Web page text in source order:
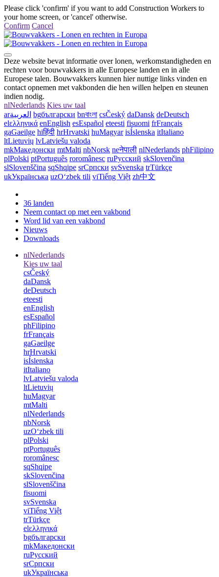
Please click 'confirm' if you want to add Construction Workers to
your home screen, or 'cancel' otherwise.
Confirm Cancel
Deze website bevat informatie over lonen, werkomstandigheden en
rechten voor bouwvakkers in alle Europese landen en in alle
Europese talen. Bouwvakkers kunnen hier nuttige links vinden en
contact opnemen met vakbonden die hen willen helpen en steunen
indien nodig.
nlNederlands Kies uw taal
arالعربية bgбългарски bnবাংলা csČeský daDansk deDeutsch
elελληνικά enEnglish esEspañol eteesti fisuomi frFrançais
gaGaeilge hiहिंदी hrHrvatski huMagyar isÍslenska itItaliano
ltLietuvių lvLatviešu valoda
mkМакедонски mtMalti nbNorsk neनेपाली nlNederlands phFilipino
plPolski ptPortuguês roromânesc ruРусский skSlovenčina
slSlovenščina sqShqipe srСрпски svSvenska trTürkçe
ukУкраїнська uzOʻzbek tili viTiếng Việt zh中文
36 landen
Neem contact op met een vakbond
Word lid van een vakbond
Nieuws
Downloads
nlNederlands
Kies uw taal
csČeský
daDansk
deDeutsch
eteesti
enEnglish
esEspañol
phFilipino
frFrançais
gaGaeilge
hrHrvatski
isÍslenska
itItaliano
lvLatviešu valoda
ltLietuvių
huMagyar
mtMalti
nlNederlands
nbNorsk
uzOʻzbek tili
plPolski
ptPortuguês
roromânesc
sqShqipe
skSlovenčina
slSlovenščina
fisuomi
svSvenska
viTiếng Việt
trTürkçe
elελληνικά
bgбългарски
mkМакедонски
ruРусский
srСрпски
ukУкраїнська